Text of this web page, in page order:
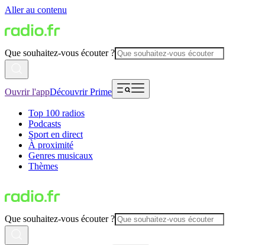
Aller au contenu
Que souhaitez-vous écouter ?
Ouvrir l'appDécouvrir Prime
Top 100 radios
Podcasts
Sport en direct
À proximité
Genres musicaux
Thèmes
Que souhaitez-vous écouter ?